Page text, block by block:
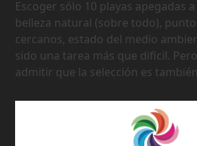
Escoger sólo 10 playas apegadas
belleza natural (sobre todo),
cercanos, estado del medio
sido una tarea más que dificil.
admitir que la selección es